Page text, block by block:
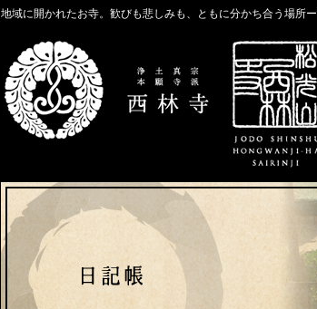
地域に開かれたお寺。歓びも悲しみも、ともに分かち合う場所ー